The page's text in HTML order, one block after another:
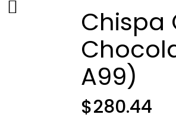
Chispa
A99)
$280.44